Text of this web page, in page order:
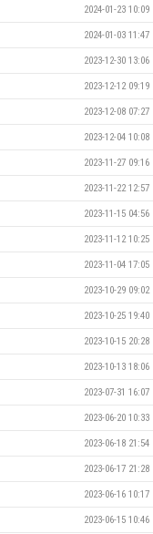
2024-01-23 10:09
2024-01-03 11:47
2023-12-30 13:06
2023-12-12 09:19
2023-12-08 07:27
2023-12-04 10:08
2023-11-27 09:16
2023-11-22 12:57
2023-11-15 04:56
2023-11-12 10:25
2023-11-04 17:05
2023-10-29 09:02
2023-10-25 19:40
2023-10-15 20:28
2023-10-13 18:06
2023-07-31 16:07
2023-06-20 10:33
2023-06-18 21:54
2023-06-17 21:28
2023-06-16 10:17
2023-06-15 10:46